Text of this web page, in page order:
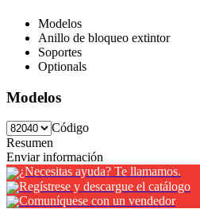
Modelos
Anillo de bloqueo extintor
Soportes
Optionals
Modelos
Código
Resumen
Enviar información
¿Necesitas ayuda? Te llamamos.
Regístrese y descargue el catálogo
Comuníquese con un vendedor